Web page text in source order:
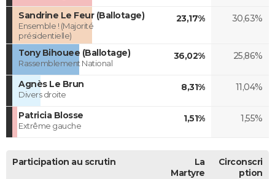
Sandrine Le Feur (Ballotage)
Ensemble ! (Majorité
présidentielle)
23,17% 30,63%
Tony Bihouee (Ballotage)
Rassemblement National
36,02% 25,86%
Agnès Le Brun
Divers droite
8,31% 11,04%
Patricia Blosse
Extrême gauche
1,51% 1,55%
Participation au scrutin
La
Martyre
Circonscri
ption